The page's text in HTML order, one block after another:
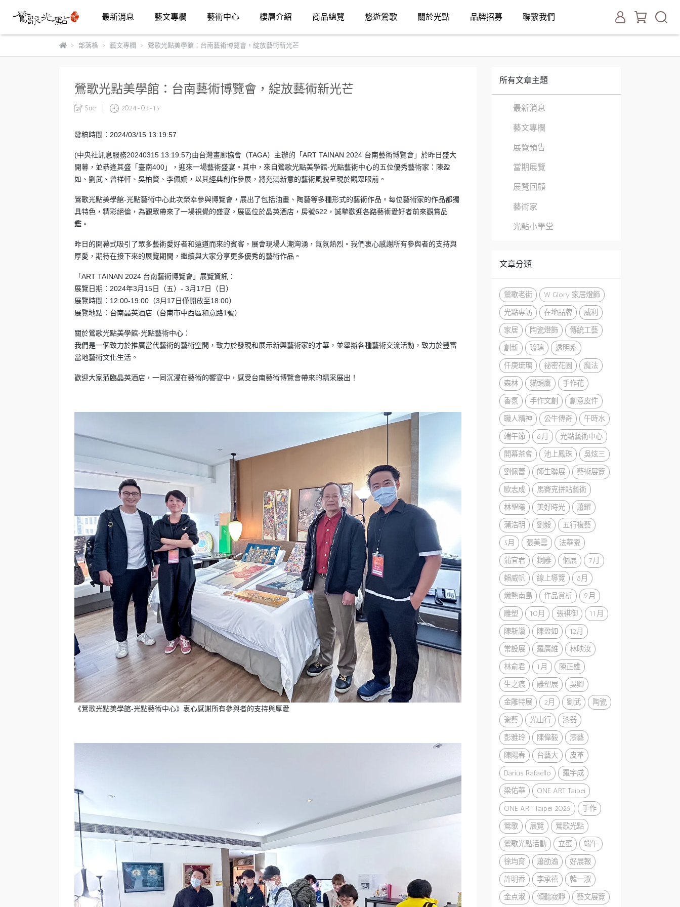
最新消息 藝文專欄 藝術中心 樓層介紹 商品總覽 悠遊鶯歌 關於光點 品牌招募 聯繫我們
部落格 藝文專欄 鶯歌光點美學館：台南藝術博覽會，綻放藝術新光芒
鶯歌光點美學館：台南藝術博覽會，綻放藝術新光芒
Sue 2024-03-15
發稿時間：2024/03/15 13:19:57
(中央社訊息服務20240315 13:19:57)由台灣畫廊協會（TAGA）主辦的「ART TAINAN 2024 台南藝術博覽會」於昨日盛大
開幕，並恭逢其盛「臺南400」，迎來一場藝術盛宴。其中，來自鶯歌光點美學館-光點藝術中心的五位優秀藝術家：陳盈
如、劉武、曾祥軒、吳柏賢、李佩姍，以其經典創作參展，將充滿新意的藝術風貌呈現於觀眾眼前。
鶯歌光點美學館-光點藝術中心此次榮幸參與博覽會，展出了包括油畫、陶藝等多種形式的藝術作品。每位藝術家的作品都獨
具特色，精彩絕倫，為觀眾帶來了一場視覺的盛宴。展區位於晶英酒店，房號622，誠摯歡迎各路藝術愛好者前來觀賞品
鑑。
昨日的開幕式吸引了眾多藝術愛好者和遠道而來的賓客，展會現場人潮洶湧，氣氛熱烈。我們衷心感謝所有參與者的支持與
厚愛，期待在接下來的展覽期間，繼續與大家分享更多優秀的藝術作品。
「ART TAINAN 2024 台南藝術博覽會」展覽資訊：
展覽日期：2024年3月15日（五）- 3月17日（日）
展覽時間：12:00-19:00（3月17日僅開放至18:00）
展覽地點：台南晶英酒店（台南市中西區和意路1號）
關於鶯歌光點美學館-光點藝術中心：
我們是一個致力於推廣當代藝術的藝術空間，致力於發現和展示新興藝術家的才華，並舉辦各種藝術交流活動，致力於豐富
當地藝術文化生活。
歡迎大家蒞臨晶英酒店，一同沉浸在藝術的饗宴中，感受台南藝術博覽會帶來的精采展出！
《鶯歌光點美學館-光點藝術中心》衷心感謝所有參與者的支持與厚愛
所有文章主題
最新消息
藝文專欄
展覽預告
當期展覽
展覽回顧
藝術家
光點小學堂
文章分類
鶯歌老街
W Glory 家居燈飾
光點專訪
在地品牌
威利
家居
陶瓷燈飾
傳統工藝
創新
琉璃
透明系
仟庚琉璃
祕密花園
魔法
森林
貓頭鷹
手作花
香氛
手作文創
創意皮件
職人精神
公牛傳奇
午時水
端午節
6月
光點藝術中心
開幕茶會
池上鳳珠
吳炫三
劉佩蕾
師生聯展
藝術展覽
歐志成
馬賽克拼貼藝術
林聖曦
美好時光
蕭耀
蒲浩明
劉毅
五行複藝
5月
張美雲
法華瓷
蒲宜君
銅雕 個展
7月
賴威帆
線上導覽
8月
熾熱南島
作品賞析
9月
雕塑
10月 張祺御
11月
陳新讚
陳盈如
12月
常設展
羅廣維
林映汝
林俞君
1月
陳正雄
生之痕
雕塑展
吳卿
金雕特展
2月 劉武
陶瓷
瓷藝
光山行
漆器
彭雅玲
陳偉毅
漆藝
陳陽春
台藝大
皮革
Darius Rafaello
羅宇成
梁佑華
ONE ART Taipei
ONE ART Taipei 2026
手作
鶯歌
展覽
鶯歌光點
鶯歌光點活動
立蛋
端午
徐均育
蕭劭渝
好展報
許明香
李承禧
韓一淑
金点淑
傾聽寂靜 藝文展覽